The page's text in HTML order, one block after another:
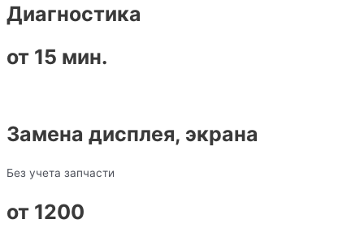
Диагностика
от 15 мин.
Замена дисплея, экрана
Без учета запчасти
от 1200